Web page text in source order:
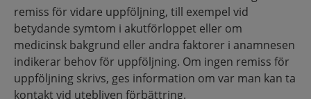
remiss för vidare uppföljning, till exempel vid
betydande symtom i akutförloppet eller om
medicinsk bakgrund eller andra faktorer i anamnesen
indikerar behov för uppföljning. Om ingen remiss för
uppföljning skrivs, ges information om var man kan ta
kontakt vid utebliven förbättring.